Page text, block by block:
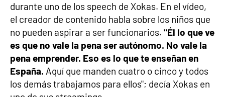
durante uno de los speech de Xokas. En el vídeo,
el creador de contenido habla sobre los niños que
no pueden aspirar a ser funcionarios. "Él lo que ve
es que no vale la pena ser autónomo. No vale la
pena emprender. Eso es lo que te enseñan en
España. Aquí que manden cuatro o cinco y todos
los demás trabajamos para ellos"; decía Xokas en